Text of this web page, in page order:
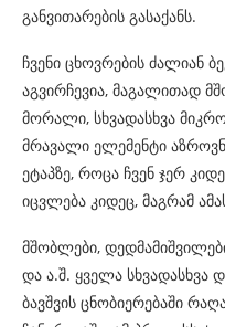
განვითარების გასაქანს.
ჩვენი ცხოვრების ძალიან
აგვირჩევია, მაგალითად
მორალი, სხვადასხვა
მრავალი ელემენტი
ეტაპზე, როცა ჩვენ ჯერ
იცვლება კიდეც, მაგრამ
მშობლები,
და ა.შ. ყველა სხვადასხვა
ბავშვის ცნობიერებაში